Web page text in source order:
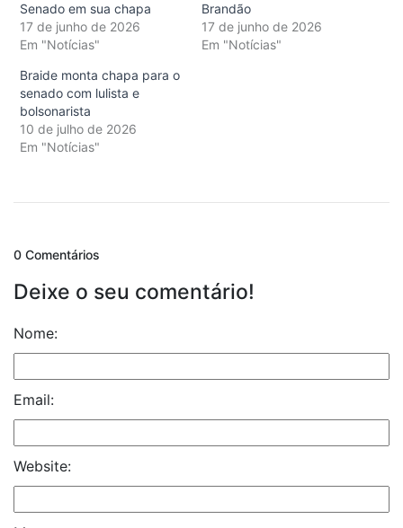
Senado em sua chapa
17 de junho de 2026
Em "Notícias"
Brandão
17 de junho de 2026
Em "Notícias"
Braide monta chapa para o
senado com lulista e
bolsonarista
10 de julho de 2026
Em "Notícias"
0 Comentários
Deixe o seu comentário!
Nome:
Email:
Website: